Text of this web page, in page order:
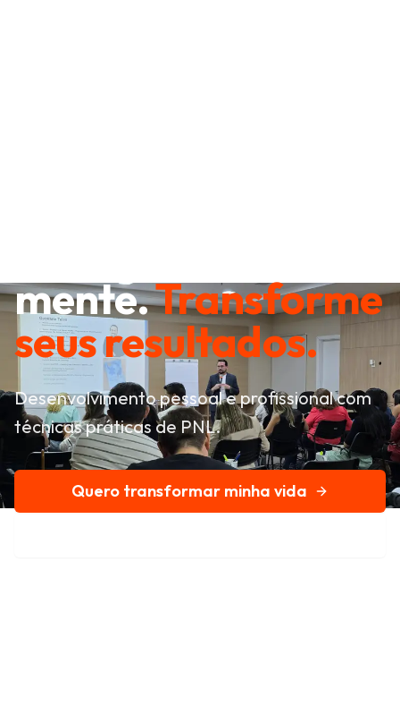
mente.Transforme
seus resultados.
Desenvolvimento pessoal e profissional com
técnicas práticas de PNL.
Quero transformar minha vida